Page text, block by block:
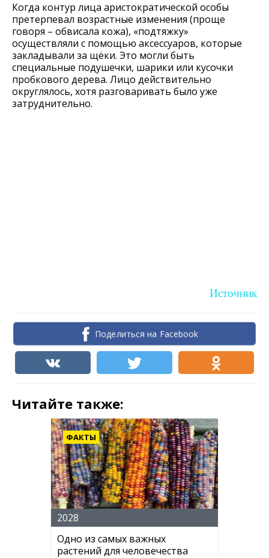
Когда контур лица аристократической особы
претерпевал возрастные изменения (проще
говоря – обвисала кожа), «подтяжку»
осуществляли с помощью аксессуаров, которые
закладывали за щёки. Это могли быть
специальные подушечки, шарики или кусочки
пробкового дерева. Лицо действительно
округлялось, хотя разговаривать было уже
затруднительно.
Источник
Поделиться на Facebook
Читайте также:
ФАКТЫ
2028
Одно из самых важных
растений для человечества